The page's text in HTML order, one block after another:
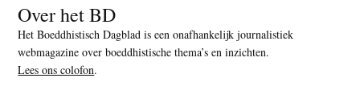
Over het BD
Het Boeddhistisch Dagblad is een onafhankelijk journalistiek
webmagazine over boeddhistische thema’s en inzichten.
Lees ons colofon.